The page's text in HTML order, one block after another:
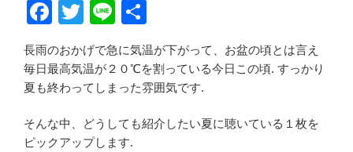
F
c
e
b
o
T
tt
er
Li
e
長雨のおかげで急に気温が下がって、お盆の頃とは言え
毎日最高気温が２０℃を割っている今日この頃. すっかり
夏も終わってしまった雰囲気です.
そんな中、どうしても紹介したい夏に聴いている１枚を
ピックアップします.